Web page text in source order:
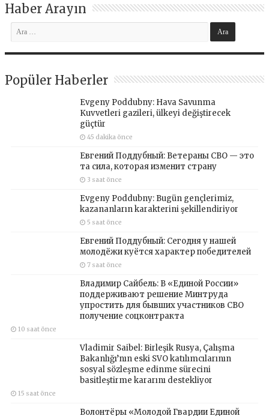
Haber Arayın
Popüler Haberler
Evgeny Poddubny: Hava Savunma
Kuvvetleri gazileri, ülkeyi değiştirecek
güçtür
45 dakika önce
Евгений Поддубный: Ветераны СВО — это
та сила, которая изменит страну
3 saat önce
Evgeny Poddubny: Bugün gençlerimiz,
kazananların karakterini şekillendiriyor
5 saat önce
Евгений Поддубный: Сегодня у нашей
молодёжи куётся характер победителей
7 saat önce
Владимир Сайбель: В «Единой России»
поддерживают решение Минтруда
упростить для бывших участников СВО
получение соцконтракта
10 saat önce
Vladimir Saibel: Birleşik Rusya, Çalışma
Bakanlığı’nın eski SVO katılımcılarının
sosyal sözleşme edinme sürecini
basitleştirme kararını destekliyor
15 saat önce
Волонтёры «Молодой Гвардии Единой